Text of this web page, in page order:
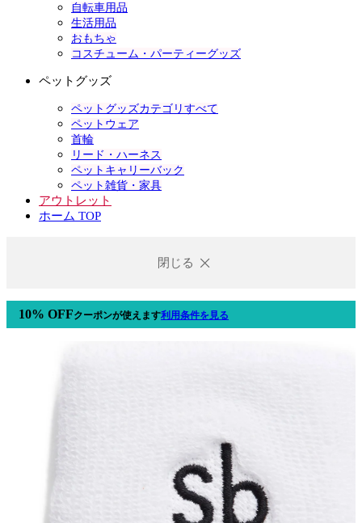
自転車用品
生活用品
おもちゃ
コスチューム・パーティーグッズ
ペットグッズ
ペットグッズカテゴリすべて
ペットウェア
首輪
リード・ハーネス
ペットキャリーバック
ペット雑貨・家具
アウトレット
ホーム TOP
閉じる
10% OFFクーポンが使えます利用条件を見る